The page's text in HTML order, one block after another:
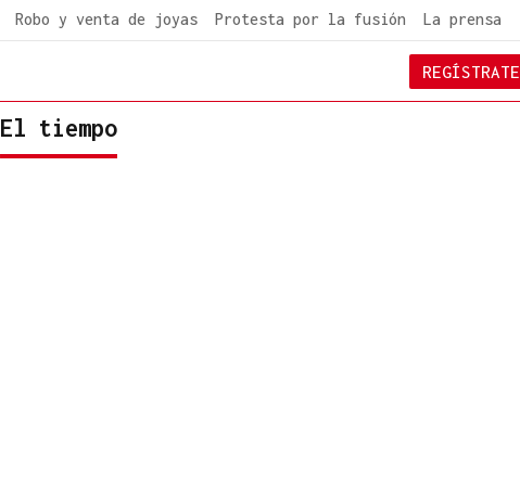
Robo y venta de joyas Protesta por la fusión La prensa
REGÍSTRATE
El tiempo